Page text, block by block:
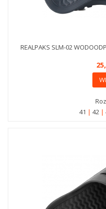
REALPAKS SLM-02
41
42